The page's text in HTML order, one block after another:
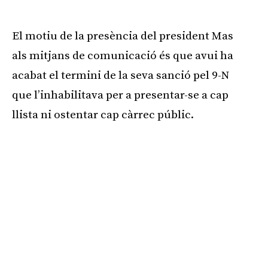
El motiu de la presència del president Mas
als mitjans de comunicació és que avui ha
acabat el termini de la seva sanció pel 9-N
que l’inhabilitava per a presentar-se a cap
llista ni ostentar cap càrrec públic.